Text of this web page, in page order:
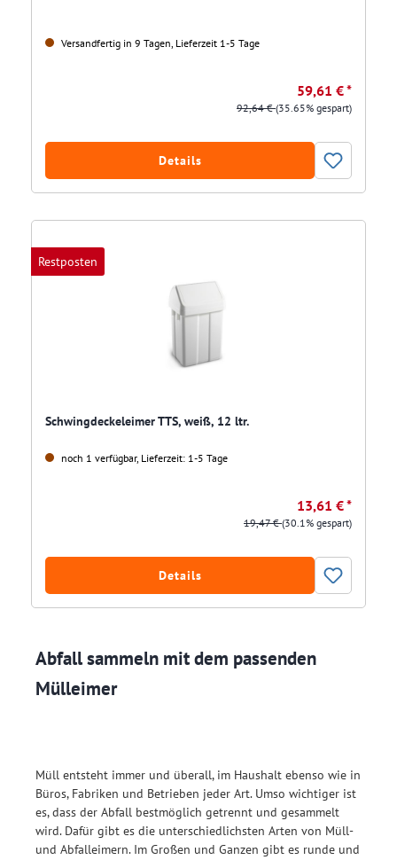
Versandfertig in 9 Tagen, Lieferzeit 1-5 Tage
59,61 € *
92,64 €(35.65% gespart)
Details
Restposten
Schwingdeckeleimer TTS, weiß, 12 ltr.
noch 1 verfügbar, Lieferzeit: 1-5 Tage
13,61 € *
19,47 €(30.1% gespart)
Details
Abfall sammeln mit dem passenden
Mülleimer
Müll entsteht immer und überall, im Haushalt ebenso wie in
Büros, Fabriken und Betrieben jeder Art. Umso wichtiger ist
es, dass der Abfall bestmöglich getrennt und gesammelt
wird. Dafür gibt es die unterschiedlichsten Arten von Müll-
und Abfalleimern. Im Großen und Ganzen gibt es runde und